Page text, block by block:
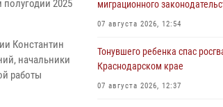
2025
Константин
начальники
работы
миграционного
07 августа 2026, 12:54
Тонувшего ребенка спас
Краснодарском крае
07 августа 2026, 12:37